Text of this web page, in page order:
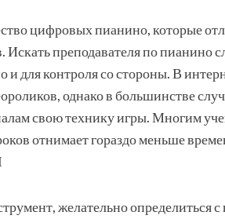
цифровых пианино, которые
преподавателя по пианино
для контроля со стороны. В
однако в большинстве
свою технику игры. Многим
отнимает гораздо меньше
желательно определиться с